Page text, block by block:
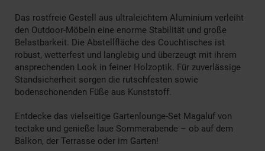
Das rostfreie Gestell aus ultraleichtem Aluminium verleiht
den Outdoor-Möbeln eine enorme Stabilität und große
Belastbarkeit. Die Abstellfläche des Couchtisches ist
robust, wetterfest und langlebig und überzeugt mit ihrem
ansprechenden Look in feiner Holzoptik. Für zuverlässige
Standsicherheit sorgen die rutschfesten sowie
bodenschonenden Füße aus Kunststoff.
Entdecke das vielseitige Gartenlounge-Set Magaluf von
tectake und genieße laue Sommerabende – ob auf dem
Balkon, der Terrasse oder im Garten!